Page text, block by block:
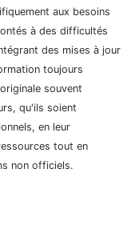
aux besoins
à des difficultés
des mises à jour
toujours
souvent
qu'ils soient
en leur
tout en
non officiels.